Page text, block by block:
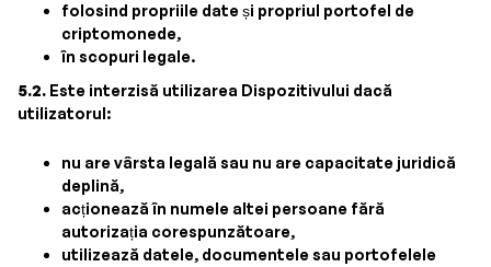
folosind propriile date și propriul portofel de
criptomonede,
în scopuri legale.
5.2. Este interzisă utilizarea Dispozitivului dacă
utilizatorul:
nu are vârsta legală sau nu are capacitate juridică
deplină,
acționează în numele altei persoane fără
autorizația corespunzătoare,
utilizează datele, documentele sau portofelele